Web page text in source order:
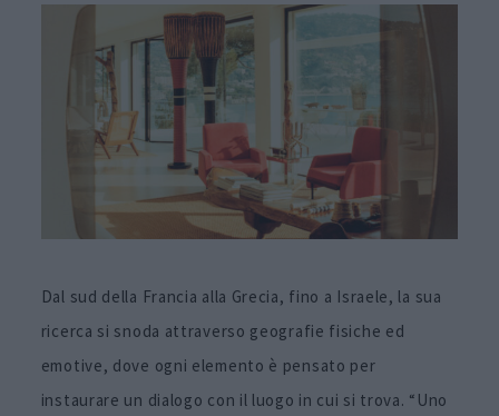
Dal sud della Francia alla Grecia, fino a Israele, la sua
ricerca si snoda attraverso geografie fisiche ed
emotive, dove ogni elemento è pensato per
instaurare un dialogo con il luogo in cui si trova. “Uno